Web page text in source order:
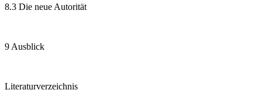
8.3 Die neue Autorität
9 Ausblick
Literaturverzeichnis